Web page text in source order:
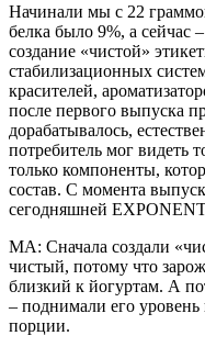
Начинали мы с 22
белка было 9%, а сейчас
создание «чистой»
стабилизационных
красителей,
после первого выпуска
дорабатывалось,
потребитель мог видеть
только компоненты,
состав. С момента
сегодняшней
МА: Сначала создали
чистый, потому что
близкий к йогуртам. А
– поднимали его
порции.